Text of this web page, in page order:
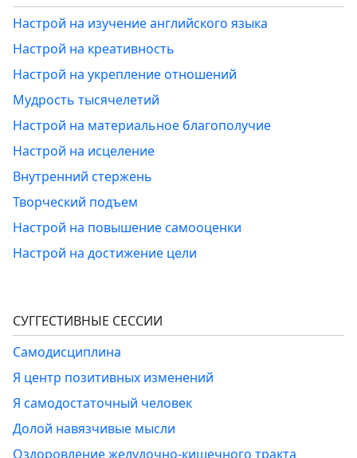
Настрой на изучение английского языка
Настрой на креативность
Настрой на укрепление отношений
Мудрость тысячелетий
Настрой на материальное благополучие
Настрой на исцеление
Внутренний стержень
Творческий подъем
Настрой на повышение самооценки
Настрой на достижение цели
СУГГЕСТИВНЫЕ СЕССИИ
Самодисциплина
Я центр позитивных изменений
Я самодостаточный человек
Долой навязчивые мысли
Оздоровление желудочно-кишечного тракта